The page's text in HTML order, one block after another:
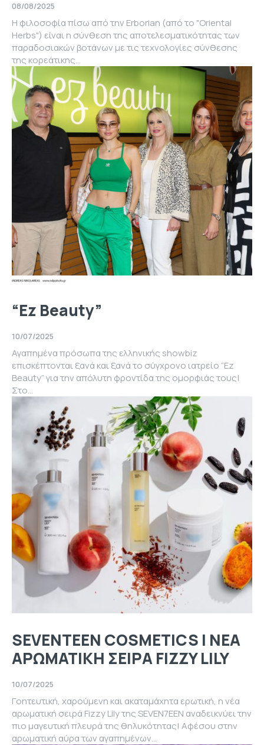
08/08/2025
Η φιλοσοφία πίσω από την Erborian (από το "Oriental
Herbs") είναι η σύνθεση της αποτελεσματικότητας των
παραδοσιακών βοτάνων με τις τεχνολογίες σύνθεσης
της κορεάτικης...
“Ez Beauty”
10/07/2025
Αγαπημένα πρόσωπα της ελληνικής showbiz
επισκέπτονται ξανά και ξανά το σύγχρονο ιατρείο “Ez
Beauty” για την απόλυτη φροντίδα της ομορφιάς τους!
Στο...
SEVENTEEN COSMETICS | ΝΕΑ
ΑΡΩΜΑΤΙΚΗ ΣΕΙΡΑ FIZZY LILY
10/07/2025
Γοητευτική, χαρούμενη και ακαταμάχητα ερωτική, η νέα
αρωματική σειρά Fizzy Lily της SEVEN7EEN αναδεικνύει την
πιο μαγευτική πλευρά της θηλυκότητας! Αφέσου στην
αρωματική αύρα των αγαπημένων...